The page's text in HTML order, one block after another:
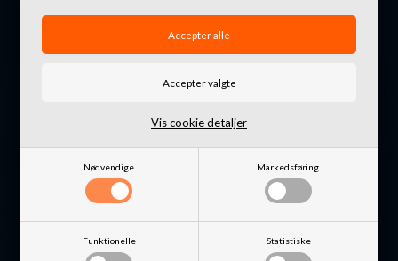
Nødvendige Markedsføring
Funktionelle Statistiske
Vis cookie detaljer
Information